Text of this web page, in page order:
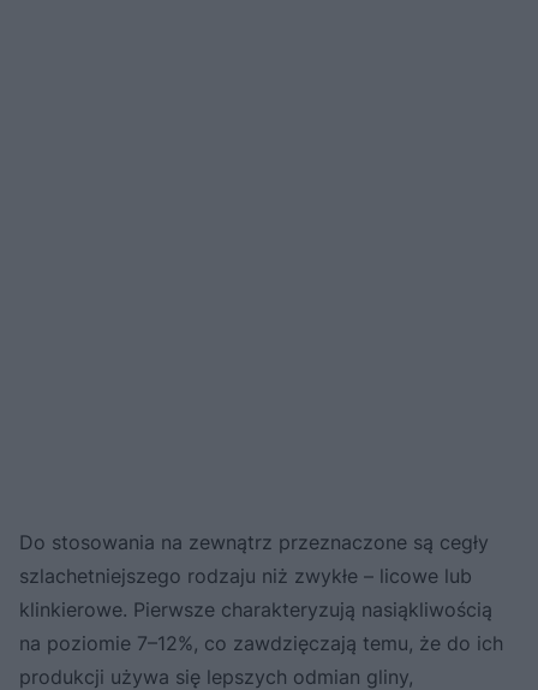
Do stosowania na zewnątrz przeznaczone są cegły
szlachetniejszego rodzaju niż zwykłe – licowe lub
klinkierowe. Pierwsze charakteryzują nasiąkliwością
na poziomie 7–12%, co zawdzięczają temu, że do ich
produkcji używa się lepszych odmian gliny,